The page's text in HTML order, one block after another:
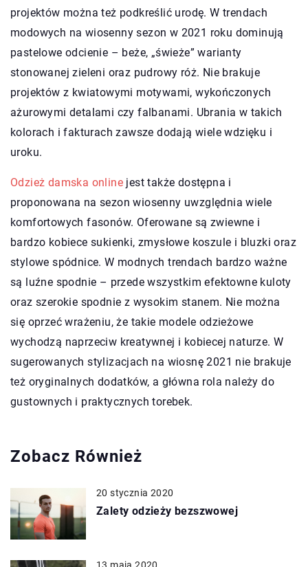
projektów można też podkreślić urodę. W trendach
modowych na wiosenny sezon w 2021 roku dominują
pastelowe odcienie – beże, „świeże” warianty
stonowanej zieleni oraz pudrowy róż. Nie brakuje
projektów z kwiatowymi motywami, wykończonych
ażurowymi detalami czy falbanami. Ubrania w takich
kolorach i fakturach zawsze dodają wiele wdzięku i
uroku.
Odzież damska online jest także dostępna i
proponowana na sezon wiosenny uwzględnia wiele
komfortowych fasonów. Oferowane są zwiewne i
bardzo kobiece sukienki, zmysłowe koszule i bluzki oraz
stylowe spódnice. W modnych trendach bardzo ważne
są luźne spodnie – przede wszystkim efektowne kuloty
oraz szerokie spodnie z wysokim stanem. Nie można
się oprzeć wrażeniu, że takie modele odzieżowe
wychodzą naprzeciw kreatywnej i kobiecej naturze. W
sugerowanych stylizacjach na wiosnę 2021 nie brakuje
też oryginalnych dodatków, a główna rola należy do
gustownych i praktycznych torebek.
Zobacz Również
20 stycznia 2020
Zalety odzieży bezszwowej
13 maja 2020